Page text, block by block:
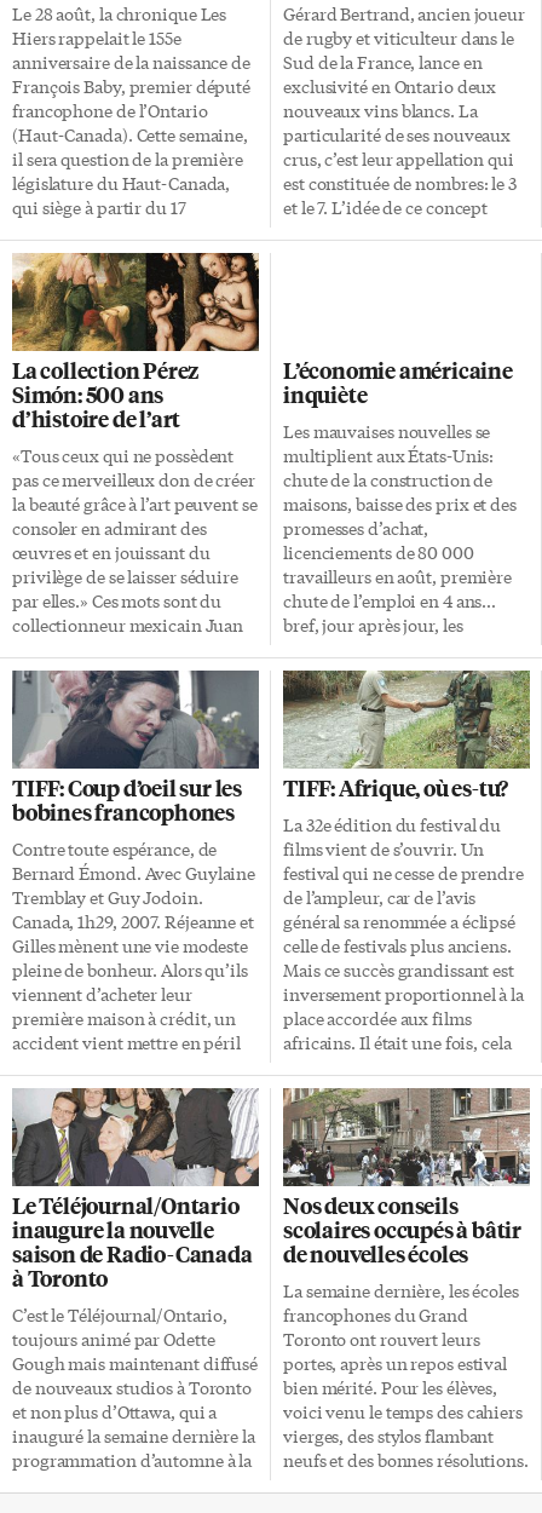
Le 28 août, la chronique Les
Hiers rappelait le 155e
anniversaire de la naissance de
François Baby, premier député
francophone de l’Ontario
(Haut-Canada). Cette semaine,
il sera question de la première
législature du Haut-Canada,
qui siège à partir du 17
élections tenues en août 1792,
seize députés élus dans le Haut-
Canada se réunissent à Newark
(aujourd’hui Niagara-on-the-
Lake). Ils représentent des
circonscriptions du Sud et de
l’Est de ce qui est maintenant la
province de l’Ontario. Les
comtés ont droit à un ou deux
députés: Dundas, York &
Lincoln (2), Kent (2), Glengary
(2), Grenvil, Leeds & […]
Gérard Bertrand, ancien joueur
de rugby et viticulteur dans le
Sud de la France, lance en
exclusivité en Ontario deux
nouveaux vins blancs. La
particularité de ses nouveaux
crus, c’est leur appellation qui
est constituée de nombres: le 3
et le 7. L’idée de ce concept
végétation, l’enfant, la
communication, le désir, la
fraîcheur. Sa couleur: l’arc-en-
ciel. À boire à 12°C et ses arômes
se révèleront avec une légère
aération. Parfait pour […]
La collection Pérez
Simón: 500 ans
d’histoire de l’art
«Tous ceux qui ne possèdent
pas ce merveilleux don de créer
la beauté grâce à l’art peuvent se
consoler en admirant des
œuvres et en jouissant du
privilège de se laisser séduire
par elles.» Ces mots sont du
collectionneur mexicain Juan
plus que laissé séduire puisqu’il
a réuni quelque 1 000 tableaux,
sculptures, objets décoratifs et
livres anciens couvrant plus de
500 ans d’histoire de l’art, soit
de la Renaissance à
l’impressionnisme. Le Musée
national des beaux-arts du
Québec (MNBAQ) a récemment
montré les plus belles œuvres
de la collection de peintures de
M. Perez Simón, […]
L’économie américaine
inquiète
Les mauvaises nouvelles se
multiplient aux États-Unis:
chute de la construction de
maisons, baisse des prix et des
promesses d’achat,
licenciements de 80 000
travailleurs en août, première
chute de l’emploi en 4 ans…
bref, jour après jour, les
voisins du sud confirment le
ralentissement de leur
économie. Les risques de
récession augmentent et il
semble clair pour plusieurs
économistes que la banque
centrale américaine devra
baisser ses taux d’intérêt le 18
septembre prochain. La
situation inquiète les pouvoirs
politiques, économiques et
financiers, mais plusieurs
tentent de se faire rassurants en
affirmant que la crise actuelle
[…]
TIFF: Coup d’oeil sur les
bobines francophones
Contre toute espérance, de
Bernard Émond. Avec Guylaine
Tremblay et Guy Jodoin.
Canada, 1h29, 2007. Réjeanne et
Gilles mènent une vie modeste
pleine de bonheur. Alors qu’ils
viennent d’acheter leur
première maison à crédit, un
accident vient mettre en péril
d’un accident cardio-
vasculaire, perd une partie de
ses capacités motrices et
cérébrales et se voit contraint
d’abandonner son travail. Un
premier coup dur pour le
couple, qui se concrétise
rapidement. En pleine période
de restructuration économique,
la compagnie de centre d’appels
qui emploie Réjeanne est
vendue à un grand groupe
américain et Réjeanne perd
également son […]
TIFF: Afrique, où es-tu?
La 32e édition du festival du
films vient de s’ouvrir. Un
festival qui ne cesse de prendre
de l’ampleur, car de l’avis
général sa renommée a éclipsé
celle de festivals plus anciens.
Mais ce succès grandissant est
inversement proportionnel à la
place accordée aux films
africains. Il était une fois, cela
festivaliers en quête de films
africains ne déployaient que
peu d’efforts pour les trouver. Il
faut dire à ce sujet que durant le
festival, les films sont répartis
en plusieurs rubriques. Cette
année, il y en a un peu plus
d’une douzaine […]
Le Téléjournal/Ontario
inaugure la nouvelle
saison de Radio-Canada
à Toronto
C’est le Téléjournal/Ontario,
toujours animé par Odette
Gough mais maintenant diffusé
de nouveaux studios à Toronto
et non plus d’Ottawa, qui a
inauguré la semaine dernière la
programmation d’automne à la
Nos deux conseils
scolaires occupés à bâtir
de nouvelles écoles
La semaine dernière, les écoles
francophones du Grand
Toronto ont rouvert leurs
portes, après un repos estival
bien mérité. Pour les élèves,
voici venu le temps des cahiers
vierges, des stylos flambant
neufs et des bonnes résolutions.